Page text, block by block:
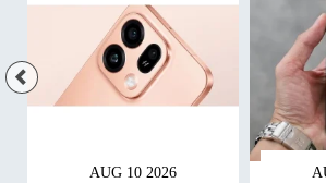
AUG 10 2026